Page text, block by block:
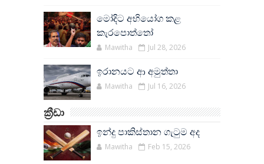
මෝදිට අභියෝග කළ
කැරපොත්තෝ
Mawitha Jul 28, 2026
ඉරානයට ආ අමුත්තා
Mawitha Jul 16, 2026
ක්‍රීඩා
ඉන්දු පාකිස්තාන ගැටුම අද
Mawitha Feb 15, 2026